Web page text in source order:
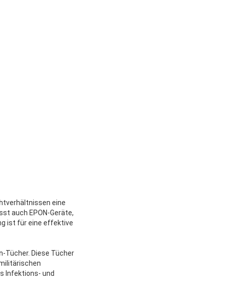
eine
auch EPON-Geräte,
ist für eine effektive
Tücher. Diese Tücher
Infektions- und